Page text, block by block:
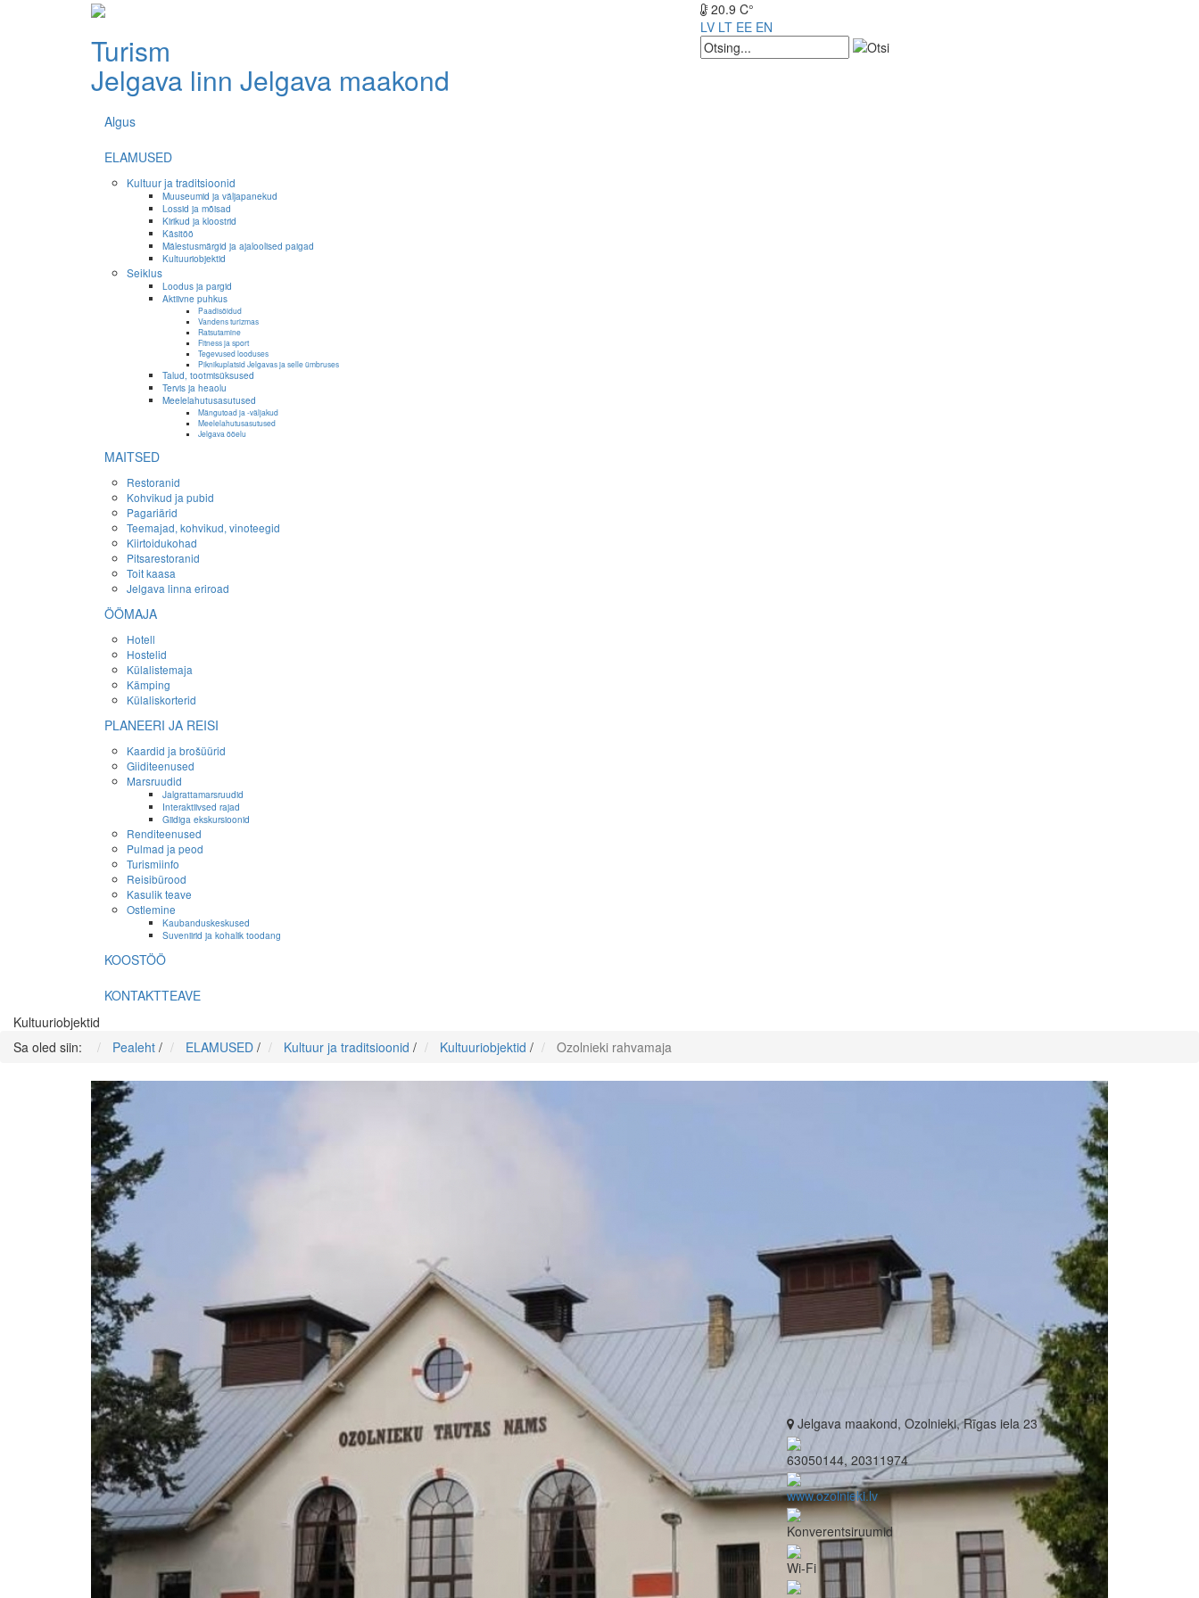
Turism
Jelgava linn Jelgava maakond
20.9 C°
LV LT EE EN
Algus
ELAMUSED
Kultuur ja traditsioonid
Muuseumid ja väljapanekud
Lossid ja mõisad
Kirikud ja kloostrid
Käsitöö
Mälestusmärgid ja ajaloolised paigad
Kultuuriobjektid
Seiklus
Loodus ja pargid
Aktiivne puhkus
Paadisõidud
Vandens turizmas
Ratsutamine
Fitness ja sport
Tegevused looduses
Piknikuplatsid Jelgavas ja selle ümbruses
Talud, tootmisüksused
Tervis ja heaolu
Meelelahutusasutused
Mängutoad ja -väljakud
Meelelahutusasutused
Jelgava ööelu
MAITSED
Restoranid
Kohvikud ja pubid
Pagariärid
Teemajad, kohvikud, vinoteegid
Kiirtoidukohad
Pitsarestoranid
Toit kaasa
Jelgava linna eriroad
ÖÖMAJA
Hotell
Hostelid
Külalistemaja
Kämping
Külaliskorterid
PLANEERI JA REISI
Kaardid ja brošüürid
Giiditeenused
Marsruudid
Jalgrattamarsruudid
Interaktiivsed rajad
Giidiga ekskursioonid
Renditeenused
Pulmad ja peod
Turismiinfo
Reisibürood
Kasulik teave
Ostlemine
Kaubanduskeskused
Suveniirid ja kohalik toodang
KOOSTÖÖ
KONTAKTTEAVE
Kultuuriobjektid
Sa oled siin:
Pealeht / ELAMUSED / Kultuur ja traditsioonid / Kultuuriobjektid / Ozolnieki rahvamaja
Jelgava maakond, Ozolnieki, Rīgas iela 23
63050144, 20311974
www.ozolnieki.lv
Konverentsiruumid
Wi-Fi